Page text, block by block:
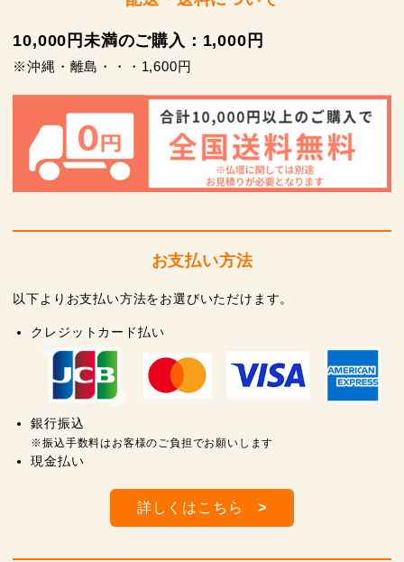
10,000円未満のご購入：1,000円
※沖縄・離島・・・1,600円
お支払い方法
以下よりお支払い方法をお選びいただけます。
クレジットカード払い
銀行振込
※振込手数料はお客様のご負担でお願いします
現金払い
詳しくはこちら>